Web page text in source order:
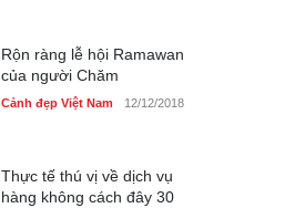
Rộn ràng lễ hội Ramawan
của người Chăm
Cảnh đẹp Việt Nam 12/12/2018
Thực tế thú vị về dịch vụ
hàng không cách đây 30